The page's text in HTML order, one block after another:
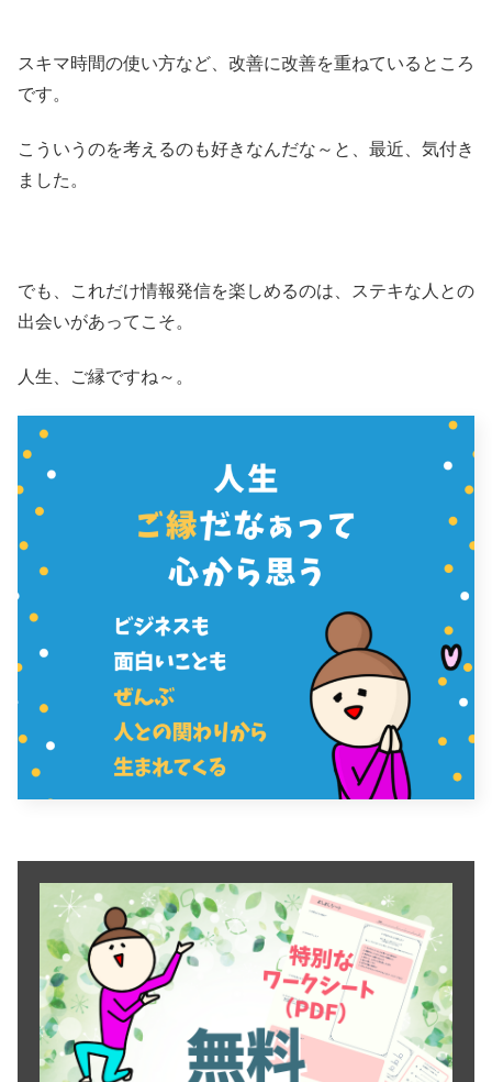
スキマ時間の使い方など、改善に改善を重ねているところ
です。
こういうのを考えるのも好きなんだな～と、最近、気付き
ました。
でも、これだけ情報発信を楽しめるのは、ステキな人との
出会いがあってこそ。
人生、ご縁ですね～。